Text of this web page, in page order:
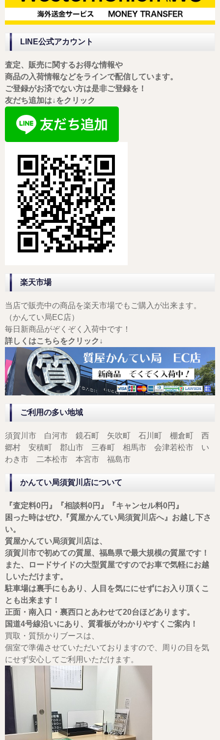
LINE公式アカウント
査定、販売に関するお得な情報や
商品の入荷情報などをラインで配信しています。
ご登録がお済でない方は是非ご登録を！
友だち追加は↓をクリック
楽天市場
当店で販売中の商品を楽天市場でもご購入が出来ます。
（かんてい局EC店）
毎日新商品がぞくぞく入荷中です！
詳しくはこちらをクリック↓
ご利用の多い地域
須賀川市 白河市 鏡石町 矢吹町 石川町 棚倉町 西
郷村 安積町 郡山市 三春町 相馬市 会津若松市 い
わき市 二本松市 本宮市 福島市
かんてい局須賀川店について
『査定料0円』『相談料0円』『キャンセル料0円』
困った時はぜひ, 『質屋かんてい局須賀川店へ』お越し下さ
い。
質屋かんてい局須賀川店は、
須賀川市で初めての質屋、福島県で最大規模の質屋です！
また、ロードサイドの大型質屋ですのでお車で気軽にお越
しいただけます。
駐車場は裏手にもあり、人目を気ににせずにお入り頂くこ
とも出来ます！
正面・南入口・裏西口とあわせて20台ほどあります。
国道4号線沿いにあり、質看板がわかりやすくご案内！
買取・質預かりブースは、
個室で準備させていただいておりますので、周りの目を気
にせず安心してご利用いただけます。